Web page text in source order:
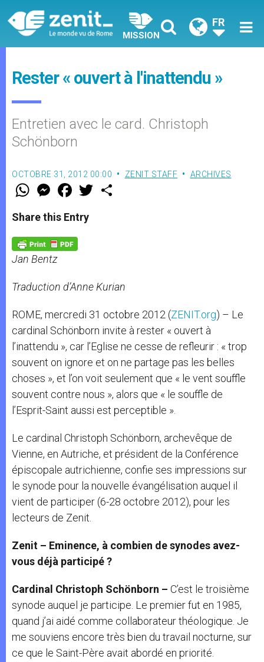
MISSION
FR
Rester « ouvert à l'inattendu »
Entretien avec le card. Christoph
Schönborn
OCTOBRE 31, 2012 00:00 ZENIT STAFF ARCHIVES
W
t
s
p
p
M
e
s
e
g
e
r
F
a
e
b
o
k
w
Share this Entry
Jan Bentz
Traduction d’Anne Kurian
ROME, mercredi 31 octobre 2012 (ZENIT.org) – Le
cardinal Schönborn invite à rester « ouvert à
l’inattendu », car l’Eglise ne cesse de refleurir : « trop
souvent on ignore et on ne partage pas les belles
choses », et l’on voit seulement que « le vent souffle
souvent contre nous », alors que « le souffle de
l’Esprit-Saint aussi est perceptible ».
Le cardinal Christoph Schönborn, archevêque de
Vienne, en Autriche, et président de la Conférence
épiscopale autrichienne, confie ses impressions sur
le synode pour la nouvelle évangélisation auquel il
vient de participer (6-28 octobre 2012), pour les
lecteurs de Zenit.
Zenit – Eminence, à combien de synodes avez-
vous déjà participé ?
Cardinal Christoph Schönborn – C’est le troisième
synode auquel je participe. Le premier fut en 1985,
quand j’ai aidé comme collaborateur théologique. Je
me souviens encore très bien du travail nocturne, sur
ce que le Saint-Père avait abordé en priorité.